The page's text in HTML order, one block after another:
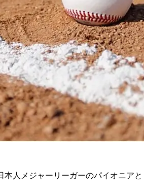
人メジャーリーガーのパイオニア